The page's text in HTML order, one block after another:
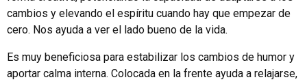
cambios y elevando el espíritu cuando hay que empezar de
cero. Nos ayuda a ver el lado bueno de la vida.
Es muy beneficiosa para estabilizar los cambios de humor y
aportar calma interna. Colocada en la frente ayuda a relajarse,